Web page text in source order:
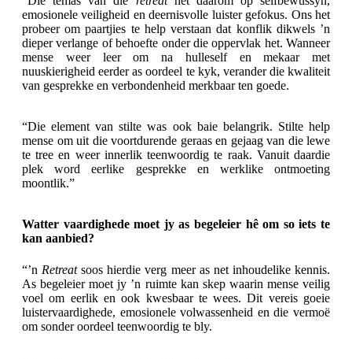
emosionele veiligheid en deernisvolle luister gefokus. Ons het
probeer om paartjies te help verstaan dat konflik dikwels ’n
dieper verlange of behoefte onder die oppervlak het. Wanneer
mense weer leer om na hulleself en mekaar met
nuuskierigheid eerder as oordeel te kyk, verander die kwaliteit
van gesprekke en verbondenheid merkbaar ten goede.
“Die element van stilte was ook baie belangrik. Stilte help
mense om uit die voortdurende geraas en gejaag van die lewe
te tree en weer innerlik teenwoordig te raak. Vanuit daardie
plek word eerlike gesprekke en werklike ontmoeting
moontlik.”
Watter vaardighede moet jy as begeleier hê om so iets te
kan aanbied?
“’n Retreatsoos hierdie verg meer as net inhoudelike kennis.
As begeleier moet jy ’n ruimte kan skep waarin mense veilig
voel om eerlik en ook kwesbaar te wees. Dit vereis goeie
luistervaardighede, emosionele volwassenheid en die vermoë
om sonder oordeel teenwoordig te bly.